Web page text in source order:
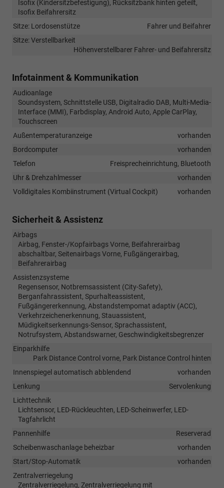
Isofix (Kindersitzbefestigung), Rücksitzbank hinten geteilt,
Isofix Beifahrersitz
Sitze: Lordosenstütze
Fahrer und Beifahrer
Sitze: Verstellbarkeit
Höhenverstellbarer Fahrer- und Beifahrersitz
Infotainment & Kommunikation
Audioanlage
Soundsystem, Schnittstelle USB, Digitalradio DAB, Multi-Media-
Interface (MMI), Farbdisplay, Android Auto, Apple CarPlay,
Touchscreen
Außentemperaturanzeige
vorhanden
Bordcomputer
vorhanden
Telefon
Freisprecheinrichtung, Bluetooth
Uhr & Drehzahlmesser
vorhanden
Volldigitales Kombiinstrument (Virtual Cockpit)
vorhanden
Sicherheit & Assistenz
Airbags
Airbag, Fenster-/Kopfairbags Vorne, Beifahrerairbag
abschaltbar, Seitenairbags Vorne, Fußgängerairbag,
Beifahrerairbag
Assistenzsysteme
Regensensor, Notbremsassistent (City-Safety),
Berganfahrassistent, Spurhalteassistent,
Fußgängererkennung, Abstandstempomat adaptiv (ACC),
Verkehrzeichenerkennung, Stauassistent,
Müdigkeitserkennungs-Sensor, Sprachassistent,
Notrufsystem, Abstandswarner, Geschwindigkeitsbegrenzer
Einparkhilfe
Park Distance Control vorne, Park Distance Control hinten
Innenspiegel automatisch abblendend
vorhanden
Lenkung
Servolenkung
Lichttechnik
Lichtsensor, LED-Rückleuchten, LED-Scheinwerfer, LED-
Tagfahrlicht
Pannenhilfe
Reserverad
Scheibenwaschanlage beheizbar
vorhanden
Start/Stop-Automatik
vorhanden
Zentralverriegelung
Zentralverriegelung, Zentralverriegelung mit